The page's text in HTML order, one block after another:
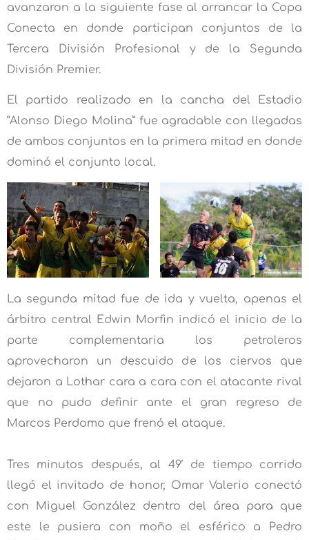
avanzaron a la siguiente fase al arrancar la Copa
Conecta en donde participan conjuntos de la
Tercera División Profesional y de la Segunda
División Premier.
El partido realizado en la cancha del Estadio
“Alonso Diego Molina” fue agradable con llegadas
de ambos conjuntos en la primera mitad en donde
dominó el conjunto local.
La segunda mitad fue de ida y vuelta, apenas el
árbitro central Edwin Morfin indicó el inicio de la
parte complementaria los petroleros
aprovecharon un descuido de los ciervos que
dejaron a Lothar cara a cara con el atacante rival
que no pudo definir ante el gran regreso de
Marcos Perdomo que frenó el ataque.
Tres minutos después, al 49’ de tiempo corrido
llegó el invitado de honor, Omar Valerio conectó
con Miguel González dentro del área para que
este le pusiera con moño el esférico a Pedro